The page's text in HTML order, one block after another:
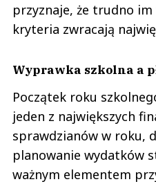
przyznaje, że trudno im
kryteria zwracają
Wyprawka szkolna a
Początek roku
jeden z największych
sprawdzianów w roku,
planowanie wydatków
ważnym elementem